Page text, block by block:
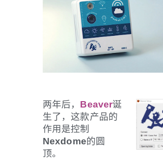
两年后， Beaver诞
生了，这款产品的
作用是控制
Nexdome的圆
顶。